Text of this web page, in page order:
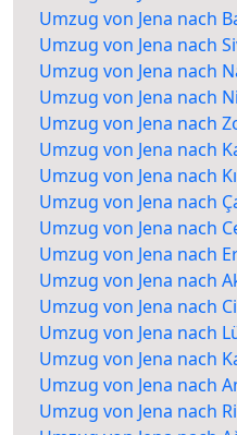
Umzug von Jena nach
Umzug von Jena nach
Umzug von Jena nach
Umzug von Jena nach
Umzug von Jena nach
Umzug von Jena nach
Umzug von Jena nach
Umzug von Jena nach
Umzug von Jena nach
Umzug von Jena nach
Umzug von Jena nach
Umzug von Jena nach
Umzug von Jena nach
Umzug von Jena nach
Umzug von Jena nach
Umzug von Jena nach